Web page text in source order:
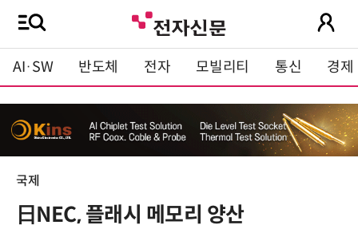
AI·SW 반도체 전자 모빌리티 통신 경제
국제
日NEC, 플래시 메모리 양산